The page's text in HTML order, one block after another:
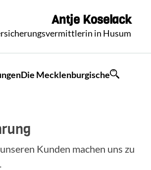
Antje Koselack
in Husum
Die Mecklenburgische
Kunden machen uns zu